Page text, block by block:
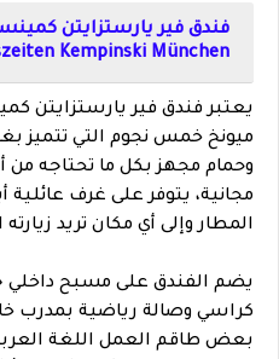
Kempinski München
يعتبر فندق فير يارستزايتن
ميونخ خمس نجوم التي
وحمام مجهز بكل ما تحتاجه من
مجانية، يتوفر على غرف
المطار وإلى أي مكان تريد
يضم الفندق على مسبح داخلي
كراسي وصالة رياضية بمدرب